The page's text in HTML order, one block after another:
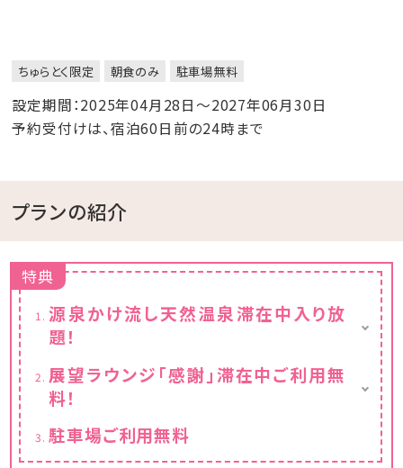
ちゅらとく限定 朝食のみ 駐車場無料
設定期間：2025年04月28日～2027年06月30日
予約受付けは、宿泊60日前の24時まで
プランの紹介
特典
源泉かけ流し天然温泉滞在中入り放
題！
でご利用いただけます。
展望ラウンジ「感謝」滞在中ご利用無
料！
※チェックイン15:00～チェックアウト11:00ま
でご利用いただけます。
駐車場ご利用無料